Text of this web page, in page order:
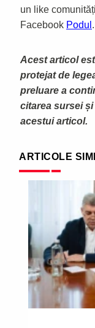
un like
Facebook Podul .
Acest articol
protejat de
preluare a
citarea sursei
acestui articol.
ARTICOLE